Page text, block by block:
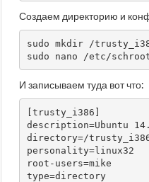
Создаем директорию и
sudo mkdir /
sudo nano /etc/
И записываем туда вот что:
[trusty_i386]
description=Ubuntu
directory=/
personality=linux32
root-users=mike
type=directory